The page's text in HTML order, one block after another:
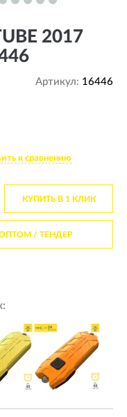
2017
Артикул: 16446
к сравнению
КУПИТЬ В 1 КЛИК
ОПТОМ/ ТЕНДЕР